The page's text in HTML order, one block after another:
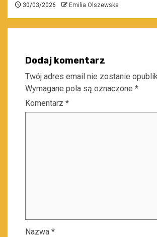
30/03/2026 Emilia Olszewska
Dodaj komentarz
Twój adres email nie zostanie
Wymagane pola są oznaczone *
Komentarz *
Nazwa *